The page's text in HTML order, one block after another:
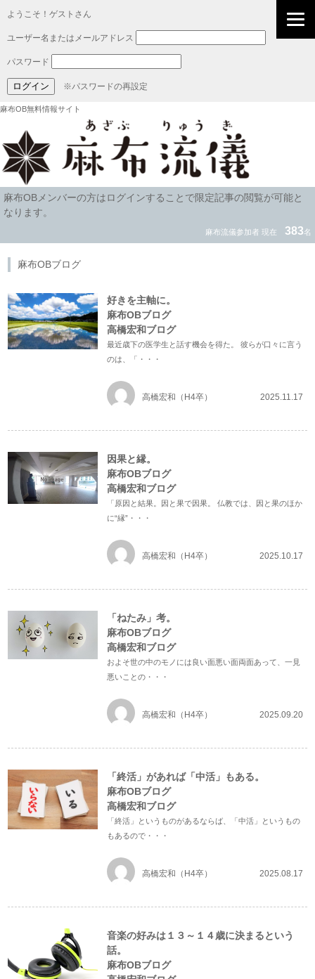
ようこそ！ゲストさん
ユーザー名またはメールアドレス
パスワード
※パスワードの再設定
麻布OB無料情報サイト
麻布OBメンバーの方はログインすることで限定記事の閲覧が可能と
なります。
麻布流儀参加者 現在 383名
麻布OBブログ
好きを主軸に。
麻布OBブログ
高橋宏和ブログ
最近歳下の医学生と話す機会を得た。 彼らが口々に言う
のは、「・・・
高橋宏和（H4卒） 2025.11.17
因果と縁。
麻布OBブログ
高橋宏和ブログ
「原因と結果。因と果で因果。 仏教では、因と果のほか
に“縁”・・・
高橋宏和（H4卒） 2025.10.17
「ねたみ」考。
麻布OBブログ
高橋宏和ブログ
およそ世の中のモノには良い面悪い面両面あって、一見
悪いことの・・・
高橋宏和（H4卒） 2025.09.20
「終活」があれば「中活」もある。
麻布OBブログ
高橋宏和ブログ
「終活」というものがあるならば、「中活」というもの
もあるので・・・
高橋宏和（H4卒） 2025.08.17
音楽の好みは１３～１４歳に決まるという
話。
麻布OBブログ